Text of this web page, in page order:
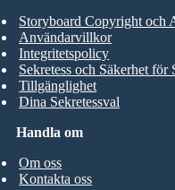
Handla om
Om oss
Kontakta oss
Storyboard Copyright och
Användarvillkor
Integritetspolicy
Sekretess och Säkerhet
Tillgänglighet
Dina Sekretessval